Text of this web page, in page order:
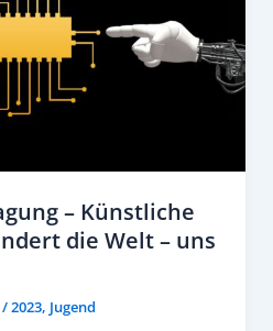
– Künstliche
die Welt – uns
/2023, Jugend